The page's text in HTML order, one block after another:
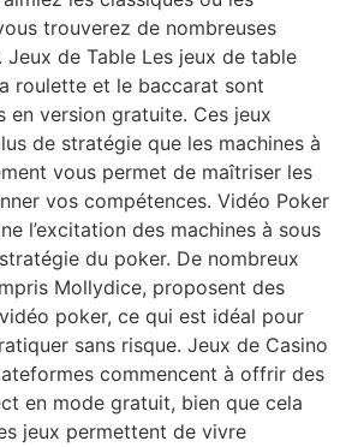
trouverez de nombreuses
de Table Les jeux de table
roulette et le baccarat sont
en version gratuite. Ces jeux
de stratégie que les machines à
vous permet de maîtriser les
vos compétences. Vidéo Poker
l’excitation des machines à sous
du poker. De nombreux
Mollydice, proposent des
poker, ce qui est idéal pour
sans risque. Jeux de Casino
commencent à offrir des
en mode gratuit, bien que cela
jeux permettent de vivre